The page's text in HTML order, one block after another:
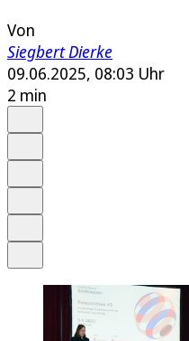
Von
Siegbert Dierke
09.06.2025, 08:03 Uhr
2 min